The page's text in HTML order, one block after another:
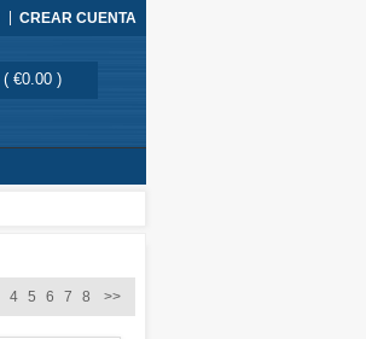
CREAR CUENTA
( €0.00 )
4 5 6 7 8 >>